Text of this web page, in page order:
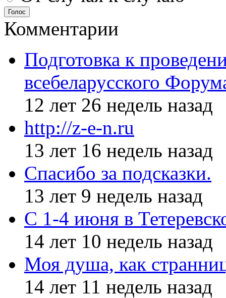
Голос
Комментарии
Подготовка к
всебеларусского
12 лет 26 недель назад
http://z-e-n.ru
13 лет 16 недель назад
Спасибо за подсказки.
13 лет 9 недель назад
С 1-4 июня в
14 лет 10 недель назад
Моя душа, как
14 лет 11 недель назад